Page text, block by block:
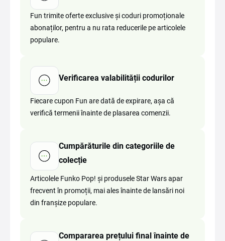
Fun trimite oferte exclusive și coduri promoționale
abonaților, pentru a nu rata reducerile pe articolele
populare.
Verificarea valabilității codurilor
Fiecare cupon Fun are dată de expirare, așa că
verifică termenii înainte de plasarea comenzii.
Cumpărăturile din categoriile de
colecție
Articolele Funko Pop! și produsele Star Wars apar
frecvent în promoții, mai ales înainte de lansări noi
din franșize populare.
Compararea prețului final înainte de